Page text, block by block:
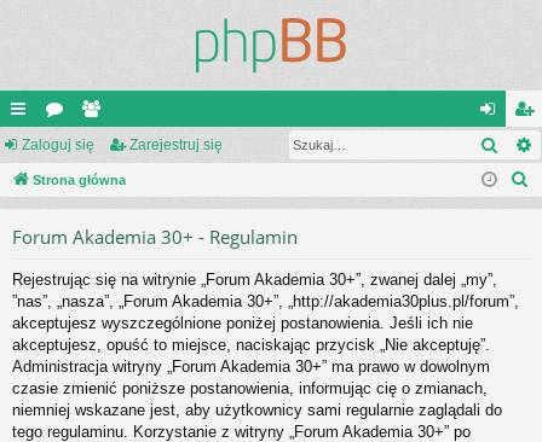
ię
ce
or
a
ży
tk
ni
cy
al
og
ę
ar
ej
Zaloguj się Zarejestruj się
Strona główna
Forum Akademia 30+ - Regulamin
Rejestrując się na witrynie „Forum Akademia 30+”, zwanej dalej „my”,
”nas”, „nasza”, „Forum Akademia 30+”, „http://akademia30plus.pl/forum”,
akceptujesz wyszczególnione poniżej postanowienia. Jeśli ich nie
akceptujesz, opuść to miejsce, naciskając przycisk „Nie akceptuję”.
Administracja witryny „Forum Akademia 30+” ma prawo w dowolnym
czasie zmienić poniższe postanowienia, informując cię o zmianach,
niemniej wskazane jest, aby użytkownicy sami regularnie zaglądali do
tego regulaminu. Korzystanie z witryny „Forum Akademia 30+” po